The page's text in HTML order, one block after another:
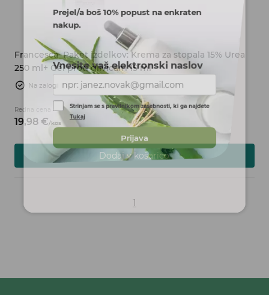
Francesca Paket izdelkov: Krema za stopala 15% Urea
250 ml+ Gel proti glivicam 15 ml
Na zalogi
Redna cena
19,98 €/kos
Dodaj v košarico
1
Prejel/a boš 10% popust na enkraten
nakup.
Vnesite vaš elektronski naslov
Strinjam se s pravilnikom zasebnosti, ki ga najdete
Tukaj
Prijava